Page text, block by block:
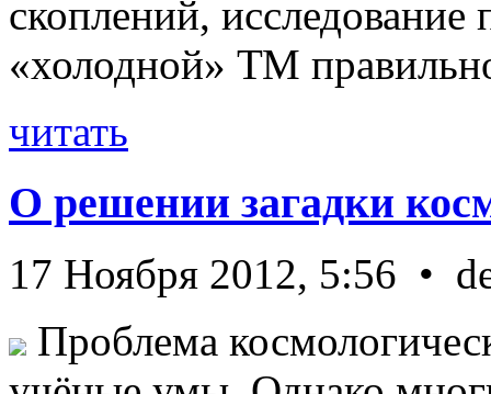
скоплений, исследование
«холодной» ТМ
читать
О решении загадки
17 Ноября 2012, 5:56 •
Проблема